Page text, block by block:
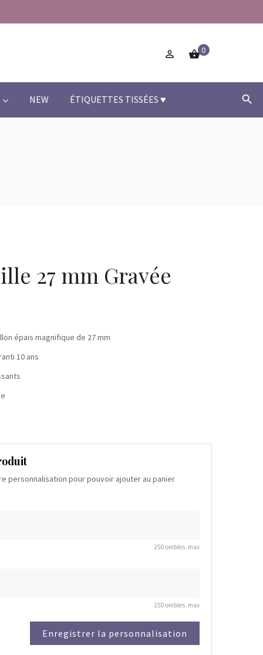
 0
NEW ÉTIQUETTES TISSÉES ♥ 
27 mm Gravée
épais magnifique de 27 mm
10 ans
personnalisation pour pouvoir ajouter au panier
250 ombles. max
250 ombles. max
Enregistrer la personnalisation